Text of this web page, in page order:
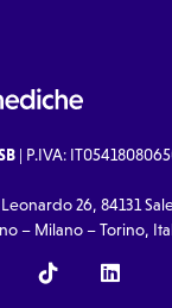
| P.IVA:
26, 84131
– Milano – Torino,